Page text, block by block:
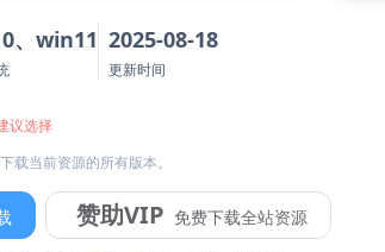
、win11 2025-08-18
更新时间
议选择
下载当前资源的所有版本。
赞助VIP 免费下载全站资源